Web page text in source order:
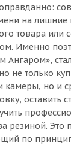
на лишние
товара или
Именно
стал
не только
но и
оставить
резиной.
по